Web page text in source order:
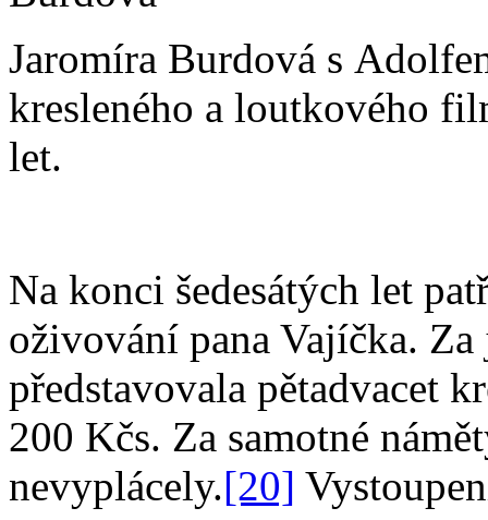
Jaromíra Burdová s
kresleného a loutkového
let.
Na konci šedesátých let
oživování pana Vajíčka.
představovala pětadvacet
200 Kčs. Za samotné
nevyplácely.[20]